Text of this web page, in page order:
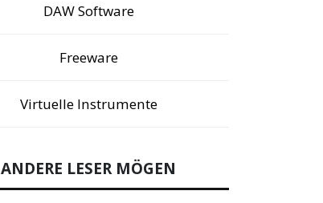
DAW Software
Freeware
Virtuelle Instrumente
ANDERE LESER MÖGEN